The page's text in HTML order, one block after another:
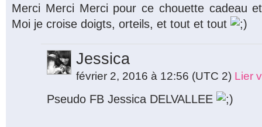
Merci Merci Merci pour ce chouette cadeau
Moi je croise doigts, orteils, et tout et tout
Jessica
février 2, 2016 à 12:56 (UTC 2) Lier
Pseudo FB Jessica DELVALLEE